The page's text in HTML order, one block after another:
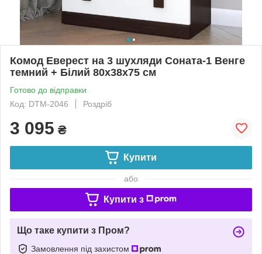
Комод Еверест на 3 шухляди Соната-1 Венге
темний + Білий 80х38х75 см
Готово до відправки
Код: DTM-2046
Роздріб
3 095 ₴
Купити
або
Купити з
Що таке купити з Пром?
Замовлення під захистом